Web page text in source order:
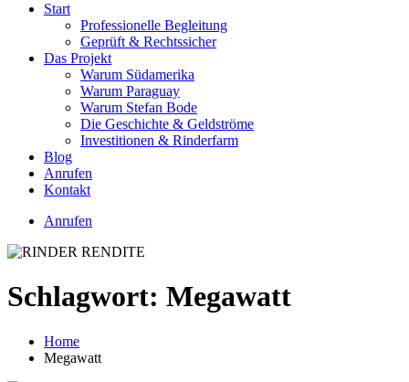
Start
Professionelle Begleitung
Geprüft & Rechtssicher
Das Projekt
Warum Südamerika
Warum Paraguay
Warum Stefan Bode
Die Geschichte & Geldströme
Investitionen & Rinderfarm
Blog
Anrufen
Kontakt
Anrufen
Schlagwort: Megawatt
Home
Megawatt